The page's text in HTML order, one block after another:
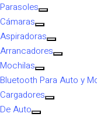
Parasoles
Cámaras
Aspiradoras
Arrancadores
Mochilas
Bluetooth Para Auto y
Cargadores
De Auto